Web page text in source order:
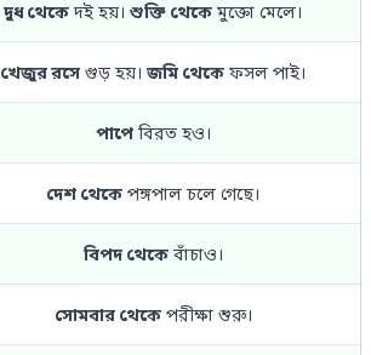
দুধ থেকে দই হয়। শুক্তি থেকে মুক্তো মেলে।
খেজুর রসে গুড় হয়। জমি থেকে ফসল পাই।
পাপেবিরত হও।
দেশ থেকে পঙ্গপাল চলে গেছে।
বিপদ থেকেবাঁচাও।
সোমবার থেকেপরীক্ষা শুরু।